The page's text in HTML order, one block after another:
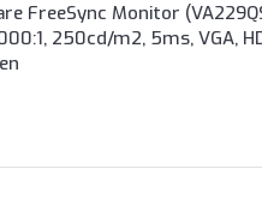
FreeSync Monitor
250cd/m2, 5ms, VGA,